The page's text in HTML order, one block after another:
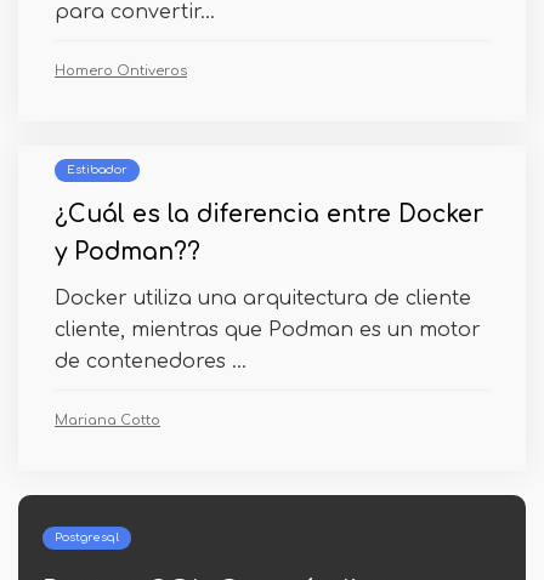
para convertir...
Homero Ontiveros
Estibador
¿Cuál es la diferencia entre Docker
y Podman??
Docker utiliza una arquitectura de cliente
cliente, mientras que Podman es un motor
de contenedores ...
Mariana Cotto